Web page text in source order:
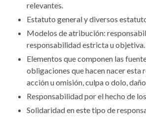
relevantes.
Estatuto general y diversos
Modelos de atribución:
responsabilidad estricta u objetiva.
Elementos que componen las
obligaciones que hacen nacer esta
acción u omisión, culpa o dolo,
Responsabilidad por el hecho de
Solidaridad en este tipo de